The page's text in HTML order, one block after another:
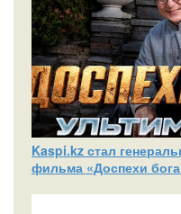
Kaspi.kz стал
фильма «Доспехи